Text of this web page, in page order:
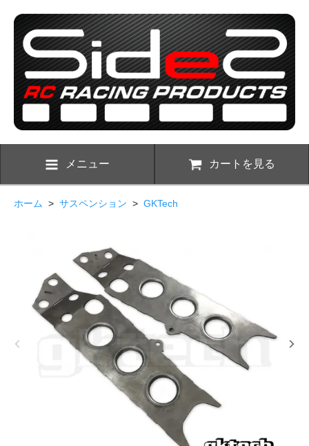
メニュー カートを見る
ホーム > サスペンション > GKTech